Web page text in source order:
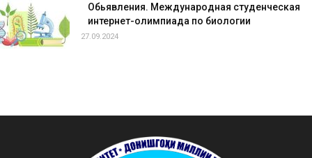
Обьявления. Международная студенческая
интернет-олимпиада по биологии
27.09.2024